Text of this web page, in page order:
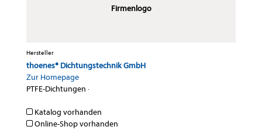
Firmenlogo
Hersteller
thoenes® Dichtungstechnik GmbH
Zur Homepage
PTFE-Dichtungen ·
Katalog vorhanden
Online-Shop vorhanden